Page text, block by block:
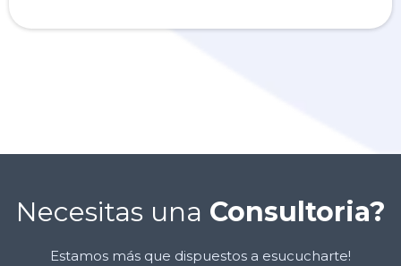
Necesitas una Consultoria?
Estamos más que dispuestos a esucucharte!